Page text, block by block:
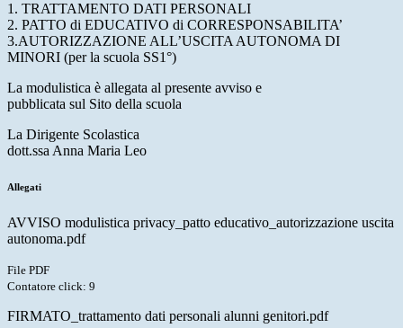
1. TRATTAMENTO DATI PERSONALI
2. PATTO di EDUCATIVO di CORRESPONSABILITA’
3.AUTORIZZAZIONE ALL’USCITA AUTONOMA DI
MINORI (per la scuola SS1°)
La modulistica è allegata al presente avviso e
pubblicata sul Sito della scuola
La Dirigente Scolastica
dott.ssa Anna Maria Leo
Allegati
AVVISO modulistica privacy_patto educativo_autorizzazione uscita
autonoma.pdf
File PDF
Contatore click: 9
FIRMATO_trattamento dati personali alunni genitori.pdf